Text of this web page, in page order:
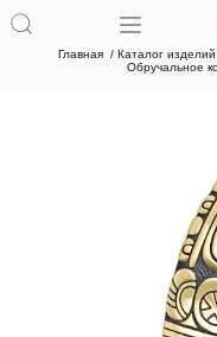
Главная Каталог изделий
Обручальное